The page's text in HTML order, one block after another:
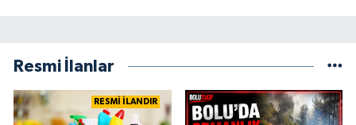
Resmi İlanlar
RESMİ İLANDIR